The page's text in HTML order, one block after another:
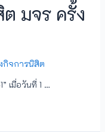
มจร ครั้ง
กิจการนิสิต
เมื่อวันที่ 1 …